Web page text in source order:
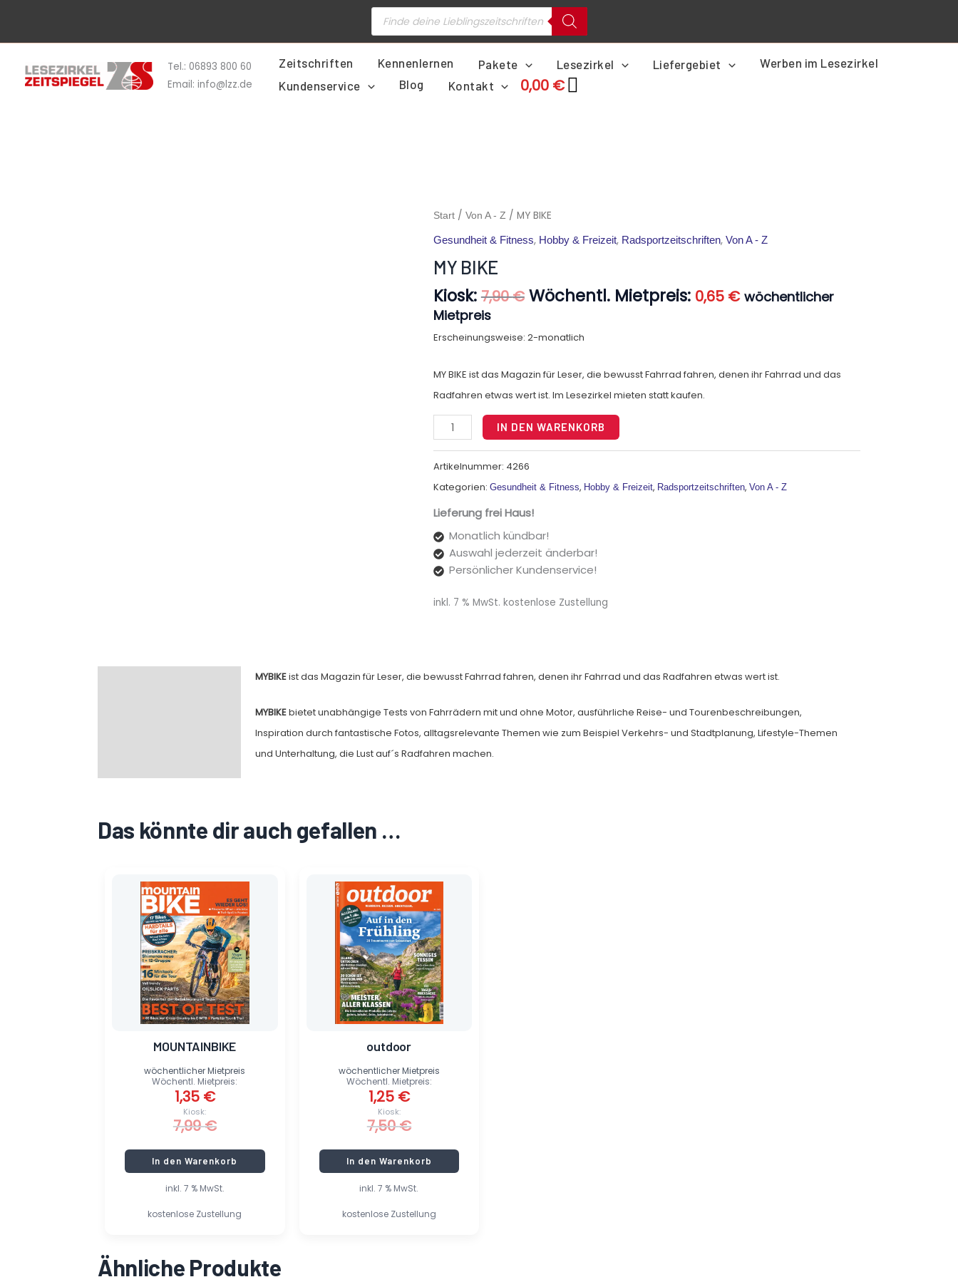
springen
Products
search
Tel.: 06893 800 60
Email: info@lzz.de
Zeitschriften Kennenlernen Pakete Lesezirkel Liefergebiet
Werben im Lesezirkel
Kundenservice
Blog Kontakt 0,00 €
Start/ Von A - Z / MY BIKE
Gesundheit & Fitness, Hobby & Freizeit, Radsportzeitschriften, Von A - Z
MY BIKE
Kiosk: 7,90€
Ursprünglicher
Preis
war:
Wöchentl. Mietpreis: 0,65 €
Preis
ist:
wöchentlicher
Mietpreis
Erscheinungsweise: 2-monatlich
MY BIKE ist das Magazin für Leser, die bewusst Fahrrad fahren, denen ihr Fahrrad und das
Radfahren etwas wert ist. Im Lesezirkel mieten statt kaufen.
MY
IN DEN WARENKORB
Artikelnummer: 4266
Kategorien: Gesundheit & Fitness, Hobby & Freizeit, Radsportzeitschriften, Von A - Z
Lieferung frei Haus!
Monatlich kündbar!
Auswahl jederzeit änderbar!
Persönlicher Kundenservice!
inkl. 7 % MwSt. kostenlose Zustellung
MYBIKEist das Magazin für Leser, die bewusst Fahrrad fahren, denen ihr Fahrrad und das Radfahren etwas wert ist.
MYBIKEbietet unabhängige Tests von Fahrrädern mit und ohne Motor, ausführliche Reise- und Tourenbeschreibungen,
Inspiration durch fantastische Fotos, alltagsrelevante Themen wie zum Beispiel Verkehrs- und Stadtplanung, Lifestyle-Themen
und Unterhaltung, die Lust auf´s Radfahren machen.
Das könnte dir auch gefallen …
inkl. 7 % MwSt.
kostenlose Zustellung
MOUNTAINBIKE
Kiosk:
7,99€
Preis
war:
7,99 €
Wöchentl. Mietpreis:
1,35 €
Preis
1,35 €.
wöchentlicher Mietpreis
In den Warenkorb
inkl. 7 % MwSt.
kostenlose Zustellung
outdoor
Kiosk:
7,50€
Preis
war:
7,50 €
Wöchentl. Mietpreis:
1,25 €
Preis
1,25 €.
wöchentlicher Mietpreis
In den Warenkorb
Ähnliche Produkte